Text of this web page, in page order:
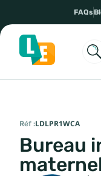
FAQs
Réf :LDLPR1WCA
Bureau